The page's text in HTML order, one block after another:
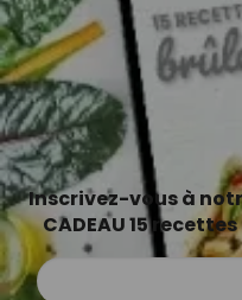
Inscrivez-vous à
CADEAU 15 recettes